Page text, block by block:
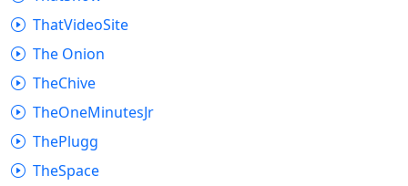
ThatVideoSite
The Onion
TheChive
TheOneMinutesJr
ThePlugg
TheSpace